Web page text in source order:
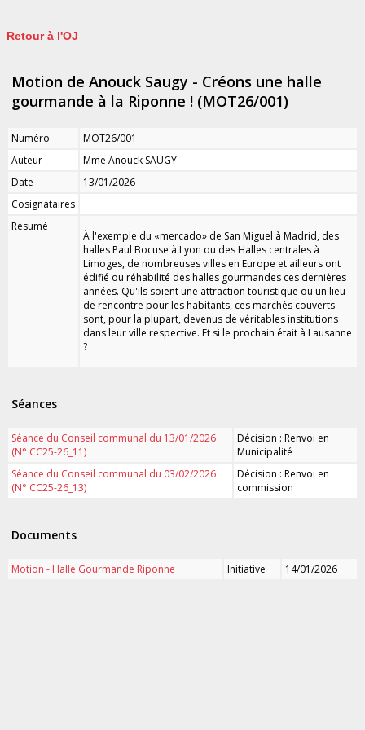
Retour à l'OJ
Motion de Anouck Saugy - Créons une halle
gourmande à la Riponne ! (MOT26/001)
Numéro
MOT26/001
Auteur
Mme Anouck SAUGY
Date
13/01/2026
Cosignataires
Résumé
À l'exemple du «mercado» de San Miguel à Madrid, des
halles Paul Bocuse à Lyon ou des Halles centrales à
Limoges, de nombreuses villes en Europe et ailleurs ont
édifié ou réhabilité des halles gourmandes ces dernières
années. Qu'ils soient une attraction touristique ou un lieu
de rencontre pour les habitants, ces marchés couverts
sont, pour la plupart, devenus de véritables institutions
dans leur ville respective. Et si le prochain était à Lausanne
?
Séances
Séance du Conseil communal du 13/01/2026
(N° CC25-26_11)
Décision : Renvoi en
Municipalité
Séance du Conseil communal du 03/02/2026
(N° CC25-26_13)
Décision : Renvoi en
commission
Documents
Motion - Halle Gourmande Riponne Initiative 14/01/2026